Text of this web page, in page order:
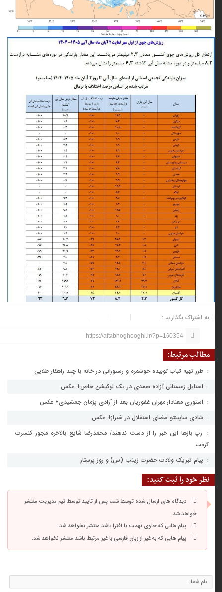
به اشتراک بگذارید :
https://aftabhoghooghi.ir/?p=160354
مطالب مرتبط:
طرز تهیه کباب کوبیده خوشمزه و رستورانی در خانه با چند راهکار طلایی
استایل زمستانی آزاده صمدی در یک لوکیشن خاص+ عکس
استوری معنادار مهران غفوریان بعد از آزادی پژمان جمشیدی+ عکس
شادی ساپینتو امضای استقلال در شیراز+ عکس
رپ باز‌ها این خبر را از دست ندهند/ محمدرضا شایع بالاخره مجوز کنسرت
گرفت
پیام تبریک ولادت حضرت زینب (س) و روز پرستار
نظر خود را ثبت کنید:
دیدگاه های ارسال شده توسط شما، پس از تایید توسط تیم مدیریت منتشر
خواهد شد.
پیام هایی که حاوی تهمت یا افترا باشد منتشر نخواهد شد.
پیام هایی که به غیر از زبان فارسی یا غیر مرتبط باشد منتشر نخواهد شد.